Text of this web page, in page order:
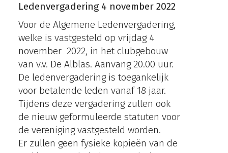
Ledenvergadering 4 november 2022
Voor de Algemene Ledenvergadering,
welke is vastgesteld op vrijdag 4
november 2022, in het clubgebouw
van v.v. De Alblas. Aanvang 20.00 uur.
De ledenvergadering is toegankelijk
voor betalende leden vanaf 18 jaar.
Tijdens deze vergadering zullen ook
de nieuw geformuleerde statuten voor
de vereniging vastgesteld worden.
Er zullen geen fysieke kopieën van de